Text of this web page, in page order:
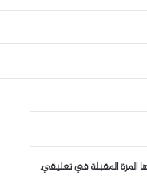
المرة المقبلة في تعليقي.